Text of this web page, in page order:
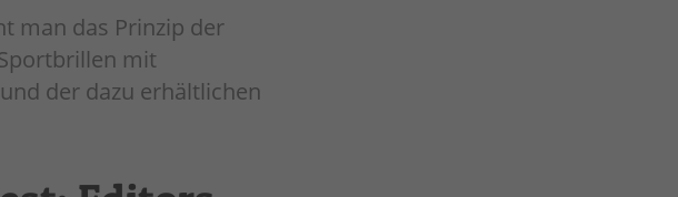
man das Prinzip der
mit
der dazu erhältlichen